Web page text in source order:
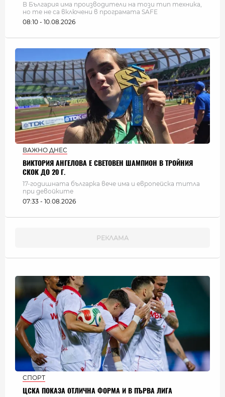
В България има производители на този тип техника,
но те не са включени в програмата SAFE
08:10 - 10.08.2026
ВАЖНО ДНЕС
ВИКТОРИЯ АНГЕЛОВА Е СВЕТОВЕН ШАМПИОН В ТРОЙНИЯ
СКОК ДО 20 Г.
17-годишната българка вече има и европейска титла
при девойките
07:33 - 10.08.2026
СПОРТ
ЦСКА ПОКАЗА ОТЛИЧНА ФОРМА И В ПЪРВА ЛИГА